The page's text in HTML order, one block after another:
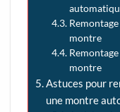
montre
montre
Astuces pour
une montre